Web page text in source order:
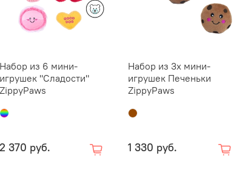
за
начала
Набор из 6 мини-
игрушек "Сладости"
ZippyPaws
2 370 руб.
Набор из 3х мини-
игрушек Печеньки
ZippyPaws
1 330 руб.